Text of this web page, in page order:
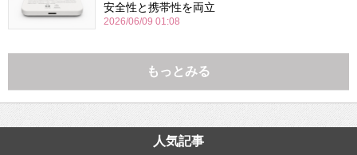
安全性と携帯性を両立
2026/06/09 01:08
もっとみる
人気記事